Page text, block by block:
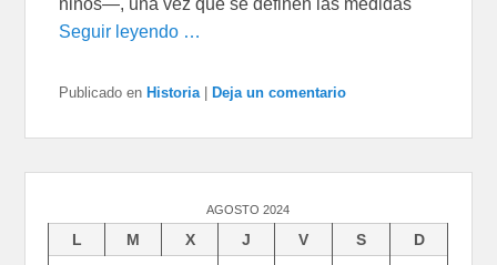
niños—, una vez que se definen las medidas
Seguir leyendo …
Publicado en Historia Deja un comentario
AGOSTO 2024
L M X J V S
D